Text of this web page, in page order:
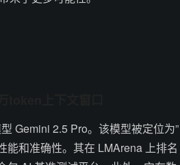
Gemini 2.5 Pro。该模型被定位为”
能和准确性。其在 LMArena 上排名